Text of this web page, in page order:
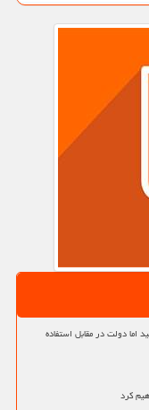
اما دولت در مقابل استفاده
کرد